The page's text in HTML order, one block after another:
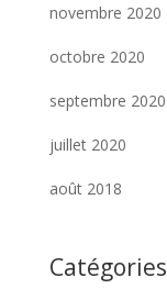
novembre 2020
octobre 2020
septembre 2020
juillet 2020
août 2018
Catégories